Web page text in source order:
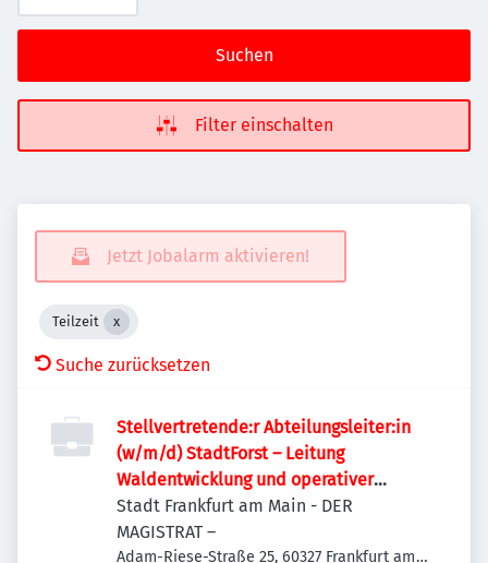
Suchen
Filter einschalten
Jetzt Jobalarm aktivieren!
Teilzeit
Suche zurücksetzen
Stellvertretende:r Abteilungsleiter:in
(w/m/d) StadtForst – Leitung
Waldentwicklung und operativer
Forstbetrieb
Stadt Frankfurt am Main - DER
MAGISTRAT –
Adam-Riese-Straße 25, 60327 Frankfurt am